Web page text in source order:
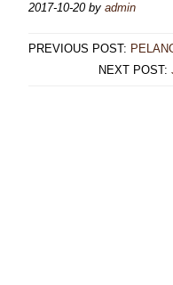
2017-10-20by admin
PREVIOUS POST:
NEXT POST: